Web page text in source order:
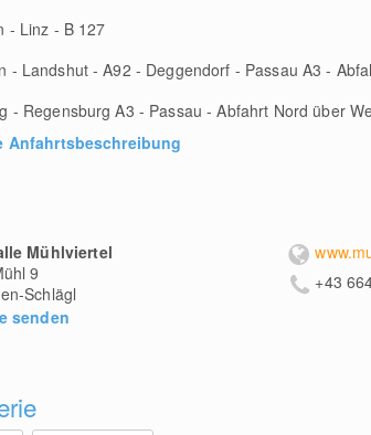
- Linz - B 127
- Landshut - A92 - Deggendorf - Passau A3 -
- Regensburg A3 - Passau - Abfahrt Nord über
Anfahrtsbeschreibung
Mühlviertel
9
Schlägl
senden
+43